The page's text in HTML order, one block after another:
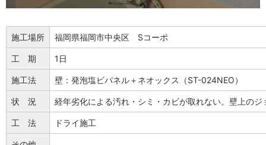
施工場所 福岡県福岡市中央区 Sコーポ
工 期 1日
施工法 壁：発泡塩ビパネル＋ネオックス（ST-024NEO）
状 況 経年劣化による汚れ・シミ・カビが取れない。壁上の
工 法 ドライ施工